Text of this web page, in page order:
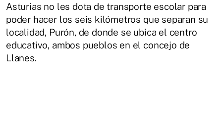
Asturias no les dota de transporte escolar para
poder hacer los seis kilómetros que separan su
localidad, Purón, de donde se ubica el centro
educativo, ambos pueblos en el concejo de
Llanes.